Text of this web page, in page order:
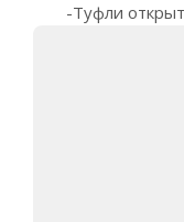
-Туфли